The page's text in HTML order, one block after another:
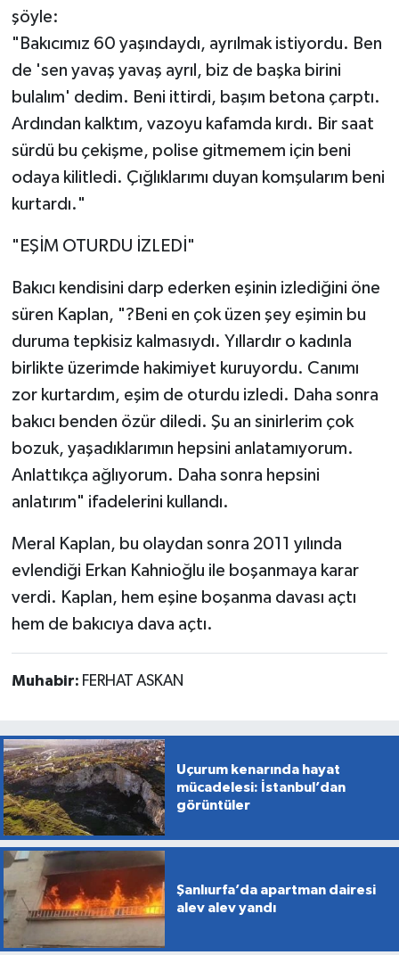
şöyle:
"Bakıcımız 60 yaşındaydı, ayrılmak istiyordu. Ben
de 'sen yavaş yavaş ayrıl, biz de başka birini
bulalım' dedim. Beni ittirdi, başım betona çarptı.
Ardından kalktım, vazoyu kafamda kırdı. Bir saat
sürdü bu çekişme, polise gitmemem için beni
odaya kilitledi. Çığlıklarımı duyan komşularım beni
kurtardı."
"EŞİM OTURDU İZLEDİ"
Bakıcı kendisini darp ederken eşinin izlediğini öne
süren Kaplan, "?Beni en çok üzen şey eşimin bu
duruma tepkisiz kalmasıydı. Yıllardır o kadınla
birlikte üzerimde hakimiyet kuruyordu. Canımı
zor kurtardım, eşim de oturdu izledi. Daha sonra
bakıcı benden özür diledi. Şu an sinirlerim çok
bozuk, yaşadıklarımın hepsini anlatamıyorum.
Anlattıkça ağlıyorum. Daha sonra hepsini
anlatırım" ifadelerini kullandı.
Meral Kaplan, bu olaydan sonra 2011 yılında
evlendiği Erkan Kahnioğlu ile boşanmaya karar
verdi. Kaplan, hem eşine boşanma davası açtı
hem de bakıcıya dava açtı.
Muhabir: FERHAT ASKAN
Uçurum kenarında hayat
mücadelesi: İstanbul’dan
görüntüler
Şanlıurfa’da apartman dairesi
alev alev yandı